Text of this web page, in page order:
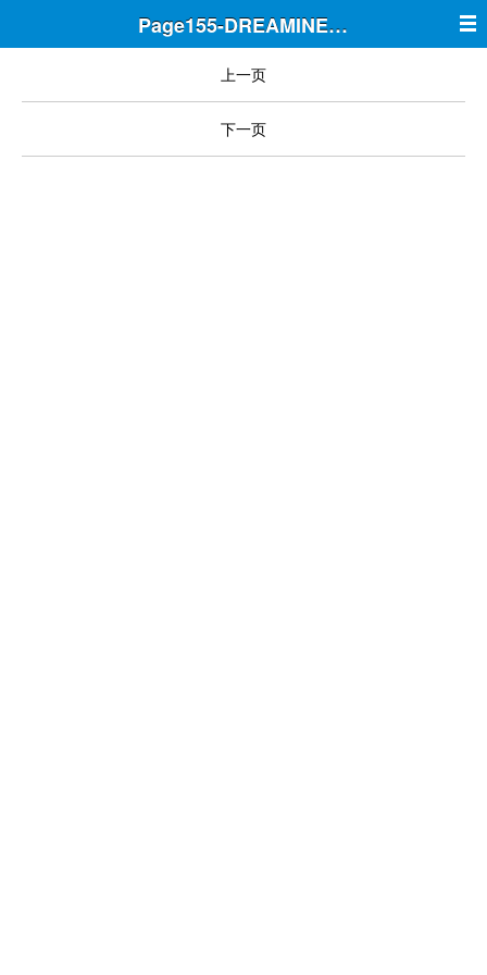
Page155-DREAMINE筑梦
上一页
下一页